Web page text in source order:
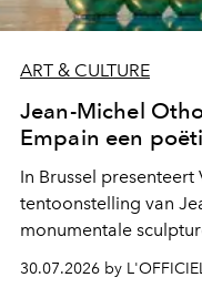
ART & CULTURE
Jean-Michel
Empain een
In Brussel
tentoonstelling van
monumentale
fonkelend Murano-
een emotionele reis
30.07.2026 by